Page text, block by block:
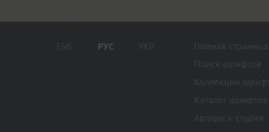
ENG РУС УКР
Главная страница
Поиск шрифтов
Коллекции
Каталог шрифтов
Авторы и студии